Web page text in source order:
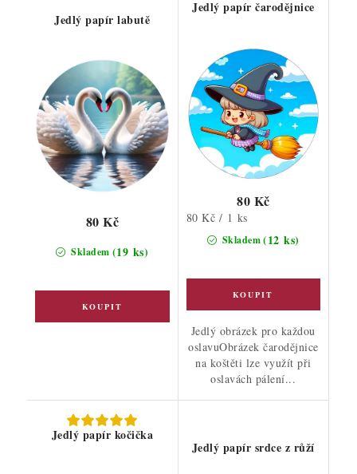
Jedlý papír labutě
Skladem (19 ks)
80 Kč
Jedlý papír čarodějnice
Skladem(12 ks)
80 Kč
Měrná
cena:
80 Kč / 1 ks
Jedlý obrázek pro každou
oslavuObrázek čarodějnice
na koštěti lze využít při
oslavách pálení...
Jedlý papír kočička
Jedlý papír srdce z růží